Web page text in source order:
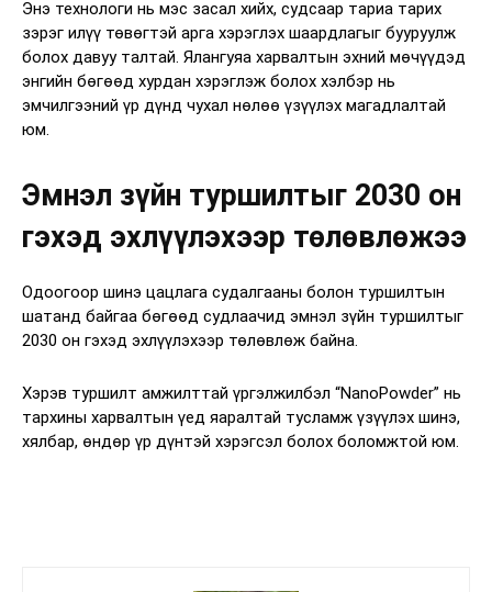
Энэ технологи нь мэс засал хийх, судсаар тариа тарих
зэрэг илүү төвөгтэй арга хэрэглэх шаардлагыг бууруулж
болох давуу талтай. Ялангуяа харвалтын эхний мөчүүдэд
энгийн бөгөөд хурдан хэрэглэж болох хэлбэр нь
эмчилгээний үр дүнд чухал нөлөө үзүүлэх магадлалтай
юм.
Эмнэл зүйн туршилтыг 2030 он
гэхэд эхлүүлэхээр төлөвлөжээ
Одоогоор шинэ цацлага судалгааны болон туршилтын
шатанд байгаа бөгөөд судлаачид эмнэл зүйн туршилтыг
2030 он гэхэд эхлүүлэхээр төлөвлөж байна.
Хэрэв туршилт амжилттай үргэлжилбэл “NanoPowder” нь
тархины харвалтын үед яаралтай тусламж үзүүлэх шинэ,
хялбар, өндөр үр дүнтэй хэрэгсэл болох боломжтой юм.